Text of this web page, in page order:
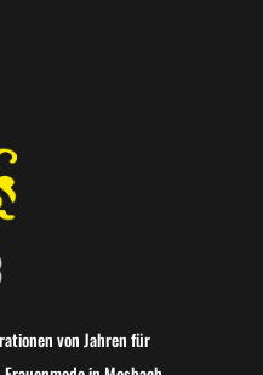
von Jahren für